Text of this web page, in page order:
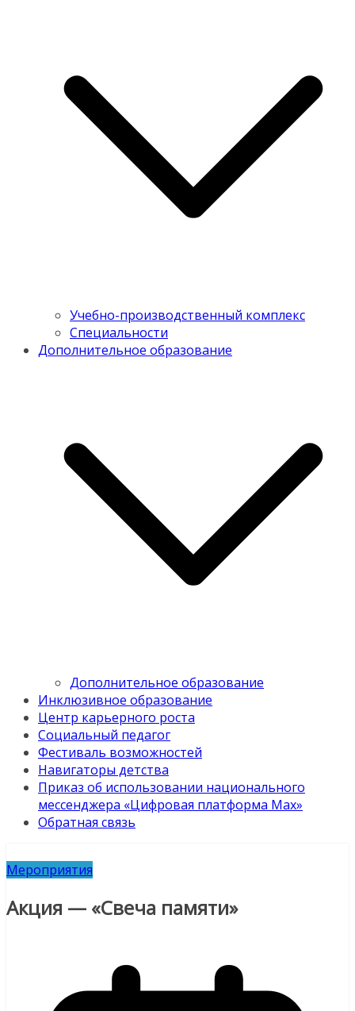
Учебно-производственный комплекс
Специальности
Дополнительное образование
Дополнительное образование
Инклюзивное образование
Центр карьерного роста
Социальный педагог
Фестиваль возможностей
Навигаторы детства
Приказ об использовании национального
мессенджера «Цифровая платформа Мах»
Обратная связь
Мероприятия
Акция — «Свеча памяти»